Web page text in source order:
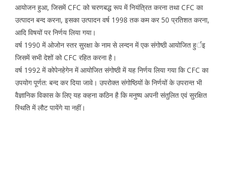
आयोजन हुआ, जिसमें CFC को चरणबद्ध रूप में नियंत्रित करना तथा CFC का
उत्पादन बन्द करना, इसका उत्पादन वर्ष 1998 तक कम कर 50 प्रतिशत करना,
आदि विषयों पर निर्णय लिया गया।
वर्ष 1990 में ओजोन स्तर सुरक्षा के नाम से लन्दन में एक संगोष्ठी आयोजित हुर्इ
जिसमें सभी देशों को CFC रहित करना है।
वर्ष 1992 में कोपेनहेगेन में आयोजित संगोष्ठी में यह निर्णय लिया गया कि CFC का
उपयोग पूर्णत: बन्द कर दिया जावे। उपरोक्त संगोष्ठियों के निर्णयों के उपरान्त भी
वैज्ञानिक विकास के लिए यह कहना कठिन है कि मनुष्य अपनी संतुलित एवं सुरक्षित
स्थिति में लौट पायेंगे या नहीं।